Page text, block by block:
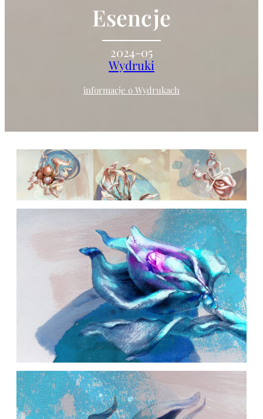
Esencje
2024-05
Wydruki
informacje o Wydrukach